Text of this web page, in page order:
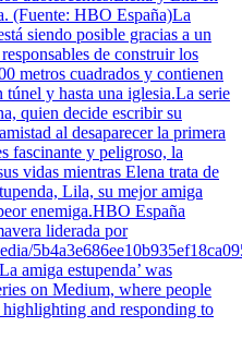
(Fuente: HBO España)La
siendo posible gracias a un
de construir los
metros cuadrados y contienen
y hasta una iglesia.La serie
quien decide escribir su
al desaparecer la primera
fascinante y peligroso, la
vidas mientras Elena trata de
Lila, su mejor amiga
enemiga.HBO España
liderada por
amiga estupenda’ was
on Medium, where people
and responding to